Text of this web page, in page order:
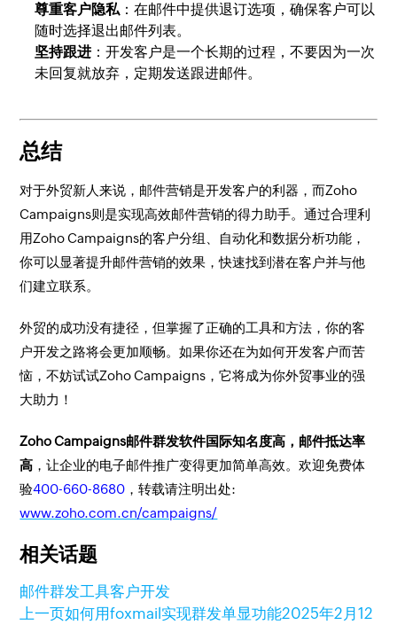
尊重客户隐私：在邮件中提供退订选项，确保客户可以
随时选择退出邮件列表。
坚持跟进 ：开发客户是一个长期的过程，不要因为一次
未回复就放弃，定期发送跟进邮件。
总结
对于外贸新人来说，邮件营销是开发客户的利器，而Zoho
Campaigns则是实现高效邮件营销的得力助手。通过合理利
用Zoho Campaigns的客户分组、自动化和数据分析功能，
你可以显著提升邮件营销的效果，快速找到潜在客户并与他
们建立联系。
外贸的成功没有捷径，但掌握了正确的工具和方法，你的客
户开发之路将会更加顺畅。如果你还在为如何开发客户而苦
恼，不妨试试Zoho Campaigns，它将成为你外贸事业的强
大助力！
Zoho Campaigns邮件群发软件国际知名度高，邮件抵达率
高 ，让企业的电子邮件推广变得更加简单高效。欢迎免费体
验400-660-8680 ，转载请注明出处:
www.zoho.com.cn/campaigns/
相关话题
邮件群发工具客户开发
上一页如何用foxmail实现群发单显功能2025年2月12